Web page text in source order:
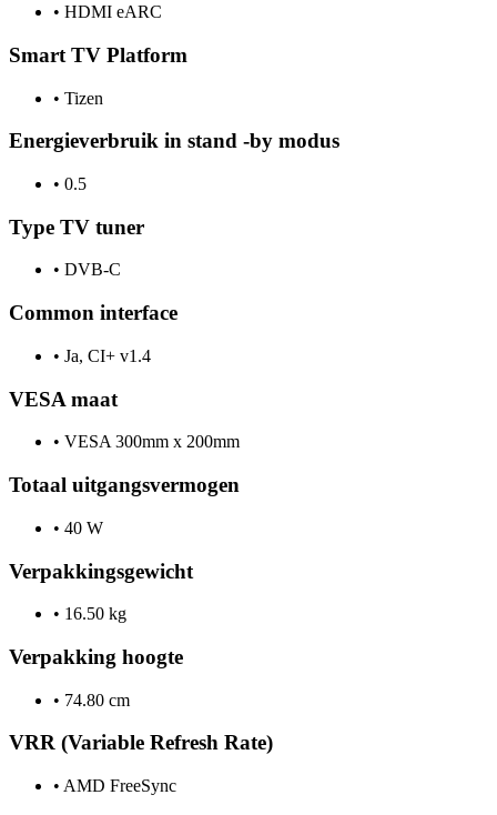
• HDMI eARC
Smart TV Platform
• Tizen
Energieverbruik in stand -by modus
• 0.5
Type TV tuner
• DVB-C
Common interface
• Ja, CI+ v1.4
VESA maat
• VESA 300mm x 200mm
Totaal uitgangsvermogen
• 40 W
Verpakkingsgewicht
• 16.50 kg
Verpakking hoogte
• 74.80 cm
VRR (Variable Refresh Rate)
• AMD FreeSync